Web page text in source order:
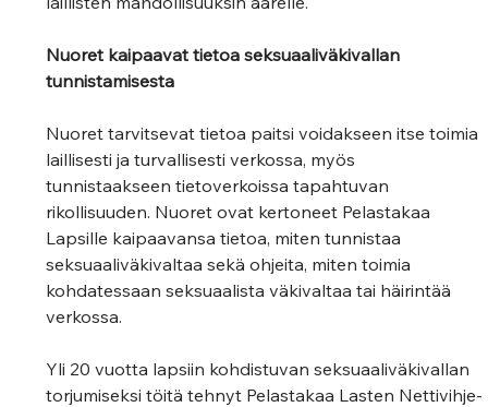
Nuoret kaipaavat tietoa seksuaaliväkivallan
tunnistamisesta
Nuoret tarvitsevat tietoa paitsi voidakseen itse toimia
laillisesti ja turvallisesti verkossa, myös
tunnistaakseen tietoverkoissa tapahtuvan
rikollisuuden. Nuoret ovat kertoneet Pelastakaa
Lapsille kaipaavansa tietoa, miten tunnistaa
seksuaaliväkivaltaa sekä ohjeita, miten toimia
kohdatessaan seksuaalista väkivaltaa tai häirintää
verkossa.
Yli 20 vuotta lapsiin kohdistuvan seksuaaliväkivallan
torjumiseksi töitä tehnyt Pelastakaa Lasten Nettivihje-